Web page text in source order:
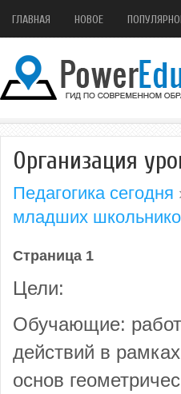
ГЛАВНАЯ НОВОЕ
Организация
Педагогика сегодня
младших
Страница 1
Цели:
Обучающие:
действий в
основ